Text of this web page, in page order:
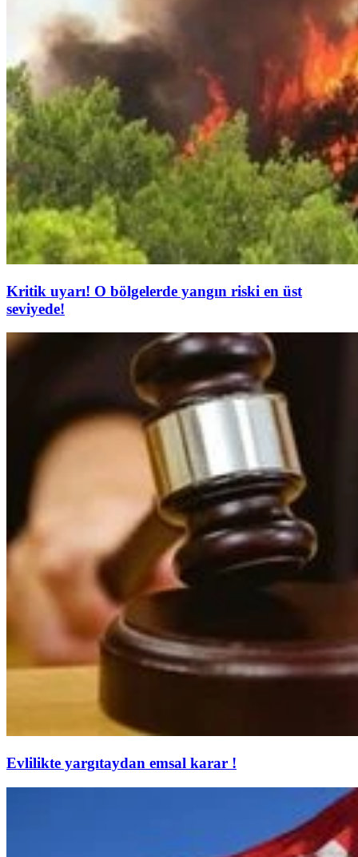
Kritik uyarı! O bölgelerde yangın riski en üst
seviyede!
Evlilikte yargıtaydan emsal karar !